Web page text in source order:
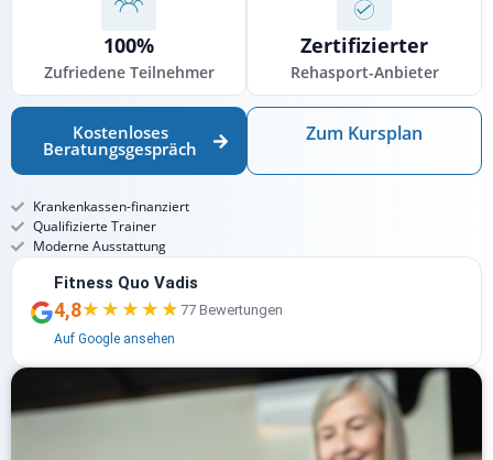
100%
Zufriedene Teilnehmer
Zertifizierter
Rehasport-Anbieter
Kostenloses
Beratungsgespräch
Zum Kursplan
Krankenkassen-finanziert
Qualifizierte Trainer
Moderne Ausstattung
Fitness Quo Vadis
4,8★★★★★
★★★★★ 77 Bewertungen
Auf Google ansehen